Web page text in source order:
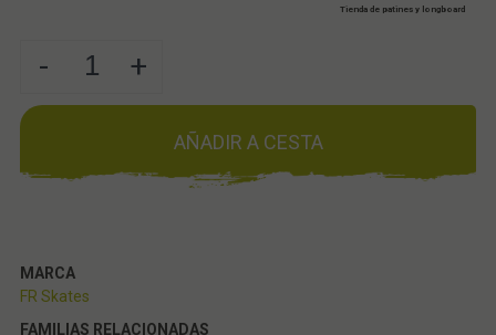
Tienda de patines y longboard
- +
AÑADIR A CESTA
MARCA
FR Skates
FAMILIAS RELACIONADAS